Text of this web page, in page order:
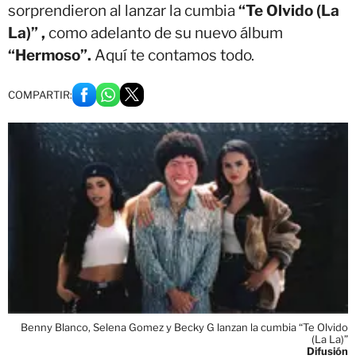
sorprendieron al lanzar la cumbia “Te Olvido (La
La)” , como adelanto de su nuevo álbum
“Hermoso”. Aquí te contamos todo.
COMPARTIR:
Benny Blanco, Selena Gomez y Becky G lanzan la cumbia “Te Olvido
(La La)”
Difusión